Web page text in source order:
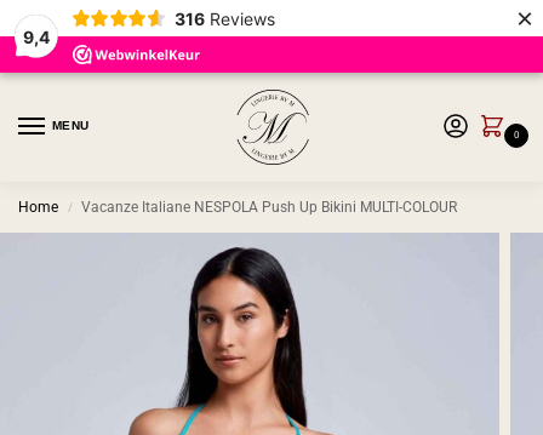
9,4
316 Reviews ×
MENU
0
Home / Vacanze Italiane NESPOLA Push Up Bikini MULTI-COLOUR